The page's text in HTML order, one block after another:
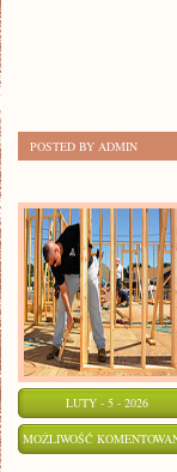
POSTED BY ADMIN
LUTY - 5 - 2026
MOŻLIWOŚĆ